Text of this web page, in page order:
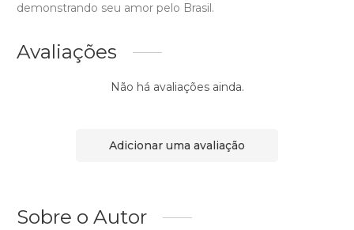
demonstrando seu amor pelo Brasil.
Avaliações
Não há avaliações ainda.
Adicionar uma avaliação
Sobre o Autor